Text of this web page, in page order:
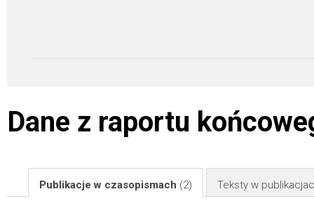
Dane z raportu
Publikacje w czasopismach (2) Teksty w